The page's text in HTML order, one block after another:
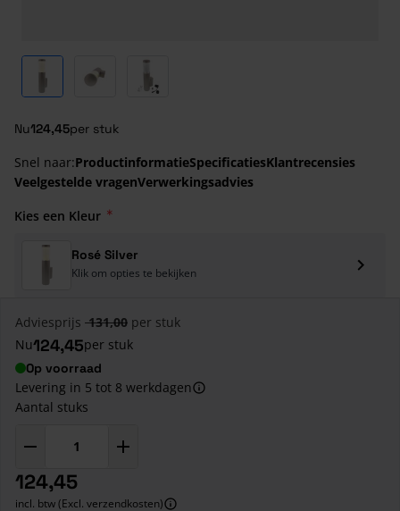
View larger imageView larger imageView larger image
Nu124,45per stuk
Snel naar:ProductinformatieSpecificatiesKlantrecensies
Veelgestelde vragenVerwerkingsadvies
Kies een Kleur
Rosé Silver
Klik om opties te bekijken
Adviesprijs 131,00 per stuk
Nu124,45per stuk
Op voorraad
Levering in 5 tot 8 werkdagen
Aantal stuks
124,45
incl. btw (Excl. verzendkosten)